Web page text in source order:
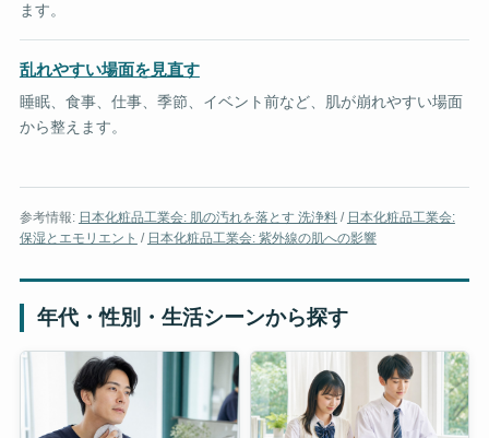
ます。
乱れやすい場面を見直す
睡眠、食事、仕事、季節、イベント前など、肌が崩れやすい場面
から整えます。
参考情報: 日本化粧品工業会: 肌の汚れを落とす 洗浄料/ 日本化粧品工業会:
保湿とエモリエント / 日本化粧品工業会: 紫外線の肌への影響
年代・性別・生活シーンから探す